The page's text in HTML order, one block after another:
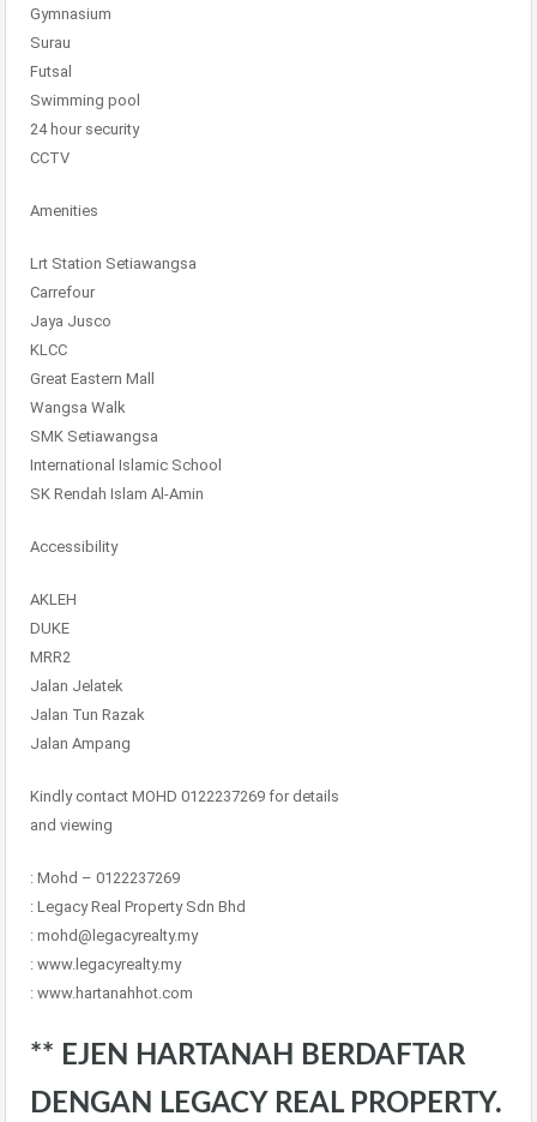
Gymnasium
Surau
Futsal
Swimming pool
24 hour security
CCTV
Amenities
Lrt Station Setiawangsa
Carrefour
Jaya Jusco
KLCC
Great Eastern Mall
Wangsa Walk
SMK Setiawangsa
International Islamic School
SK Rendah Islam Al-Amin
Accessibility
AKLEH
DUKE
MRR2
Jalan Jelatek
Jalan Tun Razak
Jalan Ampang
Kindly contact MOHD 0122237269 for details
and viewing
: Mohd – 0122237269
: Legacy Real Property Sdn Bhd
: mohd@legacyrealty.my
: www.legacyrealty.my
: www.hartanahhot.com
** EJEN HARTANAH BERDAFTAR
DENGAN LEGACY REAL PROPERTY.